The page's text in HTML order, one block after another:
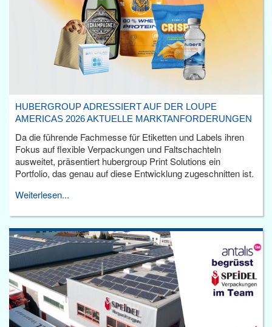
HUBERGROUP ADRESSIERT AUF DER LOUPE
AMERICAS 2026 AKTUELLE MARKTANFORDERUNGEN
Da die führende Fachmesse für Etiketten und Labels ihren
Fokus auf flexible Verpackungen und Faltschachteln
ausweitet, präsentiert hubergroup Print Solutions ein
Portfolio, das genau auf diese Entwicklung zugeschnitten ist.
Weiterlesen...